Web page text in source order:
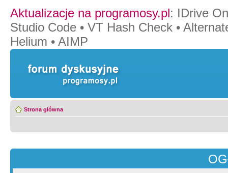
Aktualizacje na programosy.pl: IDrive
Studio Code • VT Hash Check •
Helium • AIMP
Strona główna